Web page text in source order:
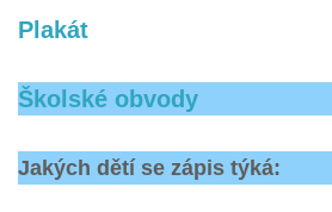
Plakát
Školské obvody
Jakých dětí se zápis týká: